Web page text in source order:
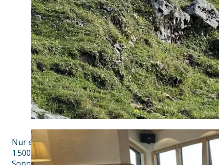
Nur etwa 100m von der Bergstation der
1.500 m Höhe, bietet die